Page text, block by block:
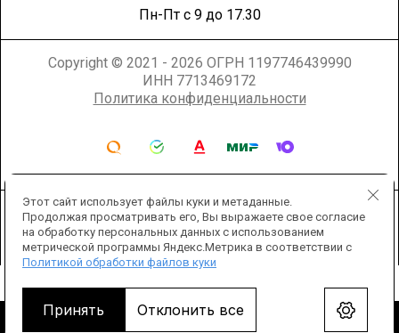
Пн-Пт с 9 до 17.30
Copyright © 2021 - 2026 ОГРН 1197746439990
ИНН 7713469172
Политика конфиденциальности
Этот сайт использует файлы куки и метаданные.
Продолжая просматривать его, Вы выражаете свое согласие
на обработку персональных данных с использованием
метрической программы Яндекс.Метрика в соответствии с
Политикой обработки файлов куки
Принять Отклонить все